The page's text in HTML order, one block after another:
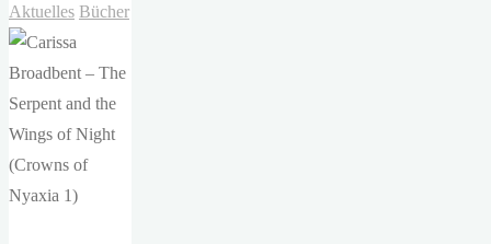
Rudolf
Die
Housesitterin
–
Ein
Aktuelles Bücher